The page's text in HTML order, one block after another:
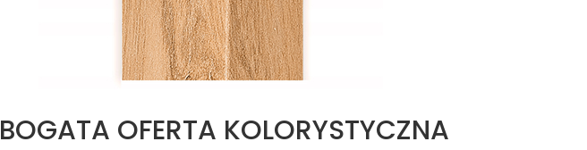
BOGATA OFERTA KOLORYSTYCZNA